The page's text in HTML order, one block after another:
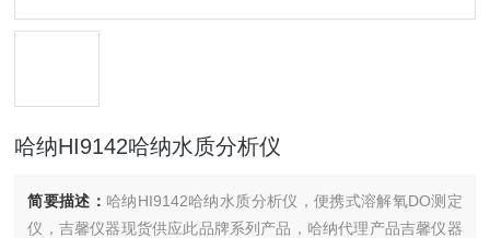
哈纳HI9142哈纳水质分析仪
简要描述： 哈纳HI9142哈纳水质分析仪，便携式溶解氧DO测定
仪，吉馨仪器现货供应此品牌系列产品，哈纳代理产品吉馨仪器